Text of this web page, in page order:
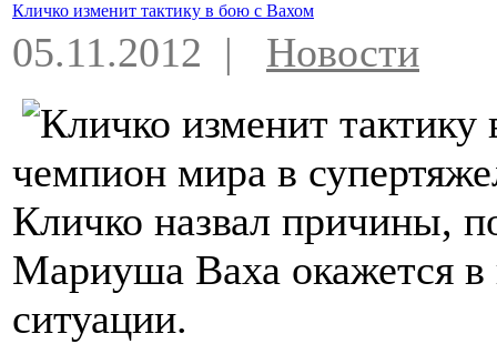
Кличко изменит тактику в бою с Вахом
05.11.2012 | Новости
чемпион мира в
Кличко назвал причины,
Мариуша Ваха окажется
ситуации.